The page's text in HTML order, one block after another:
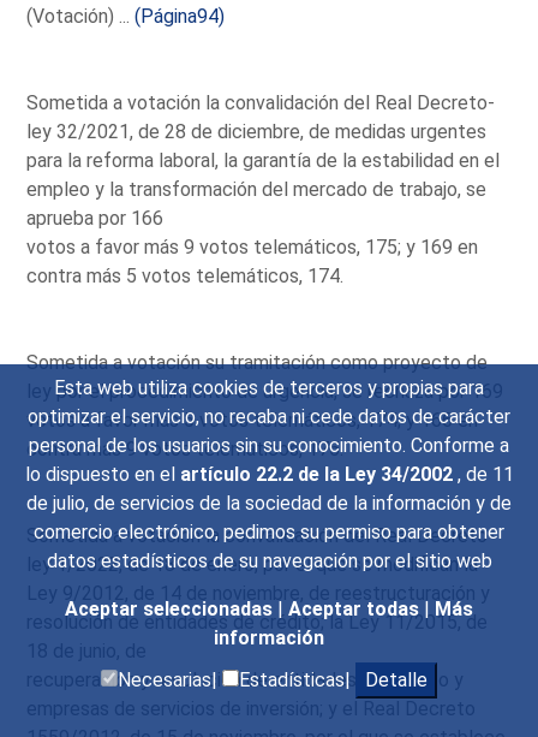
Esta web utiliza cookies de terceros y propias para
optimizar el servicio, no recaba ni cede datos de carácter
personal de los usuarios sin su conocimiento. Conforme a
lo dispuesto en el artículo 22.2 de la Ley 34/2002 , de 11
de julio, de servicios de la sociedad de la información y de
comercio electrónico, pedimos su permiso para obtener
datos estadísticos de su navegación por el sitio web
Aceptar seleccionadas | Aceptar todas | Más
información
Necesarias|
Estadísticas| Detalle
(Votación) ...(Página94)
Sometida a votación la convalidación del Real Decreto-
ley 32/2021, de 28 de diciembre, de medidas urgentes
para la reforma laboral, la garantía de la estabilidad en el
empleo y la transformación del mercado de trabajo, se
aprueba por 166
votos a favor más 9 votos telemáticos, 175; y 169 en
contra más 5 votos telemáticos, 174.
Sometida a votación su tramitación como proyecto de
ley por el procedimiento de urgencia, se rechaza por 169
votos a favor más 5 votos telemáticos, 174; y 166 en
contra más 9 votos telemáticos, 175.
Sometida a votación la convalidación del Real Decreto-
ley 1/2022, de 18 de enero, por el que se modifican la
Ley 9/2012, de 14 de noviembre, de reestructuración y
resolución de entidades de crédito; la Ley 11/2015, de
18 de junio, de
recuperación y resolución de entidades de crédito y
empresas de servicios de inversión; y el Real Decreto